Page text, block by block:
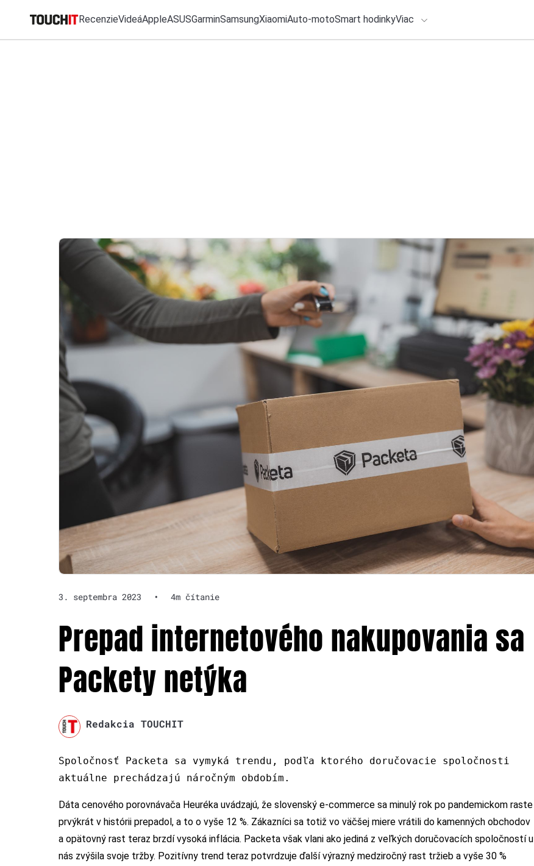
RecenzieVideáAppleASUSGarminSamsungXiaomiAuto-motoSmart hodinkyViac
3. septembra 2023 • 4m čítanie
Prepad internetového nakupovania sa
Packety netýka
Redakcia TOUCHIT
Spoločnosť Packeta sa vymyká trendu, podľa ktorého doručovacie spoločnosti
aktuálne prechádzajú náročným obdobím.
Dáta cenového porovnávača Heuréka uvádzajú, že slovenský e-commerce sa minulý rok po pandemickom raste
prvýkrát v histórii prepadol, a to o vyše 12 %. Zákazníci sa totiž vo väčšej miere vrátili do kamenných obchodov
a opätovný rast teraz brzdí vysoká inflácia. Packeta však vlani ako jediná z veľkých doručovacích spoločností u
nás zvýšila svoje tržby. Pozitívny trend teraz potvrdzuje ďalší výrazný medziročný rast tržieb a vyše 30 %